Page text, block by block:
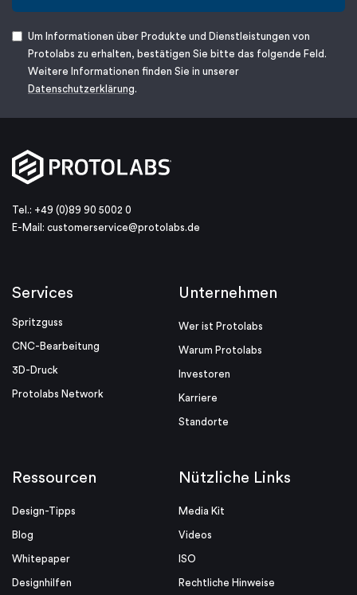
Um Informationen über Produkte und Dienstleistungen von
Protolabs zu erhalten, bestätigen Sie bitte das folgende Feld.
Weitere Informationen finden Sie in unserer
Datenschutzerklärung.
Tel.: +49 (0)89 90 5002 0
E-Mail: customerservice@protolabs.de
Services
Spritzguss
CNC-Bearbeitung
3D-Druck
Protolabs Network
Unternehmen
Wer ist Protolabs
Warum Protolabs
Investoren
Karriere
Standorte
Ressourcen
Design-Tipps
Blog
Whitepaper
Designhilfen
Nützliche Links
Media Kit
Videos
ISO
Rechtliche Hinweise